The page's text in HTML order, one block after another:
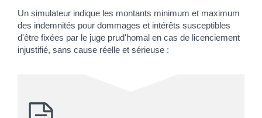
Un simulateur indique les montants minimum et maximum
des indemnités pour dommages et intérêts susceptibles
d'être fixées par le juge prud'homal en cas de licenciement
injustifié, sans cause réelle et sérieuse :